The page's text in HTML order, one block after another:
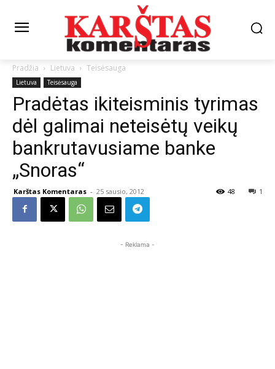
Pradžia Lietuva Teisėsauga
Lietuva Teisėsauga
Pradėtas ikiteisminis tyrimas
dėl galimai neteisėtų veikų
bankrutavusiame banke
„Snoras“
Karštas Komentaras - 25 sausio, 2012 1
48
- Reklama -